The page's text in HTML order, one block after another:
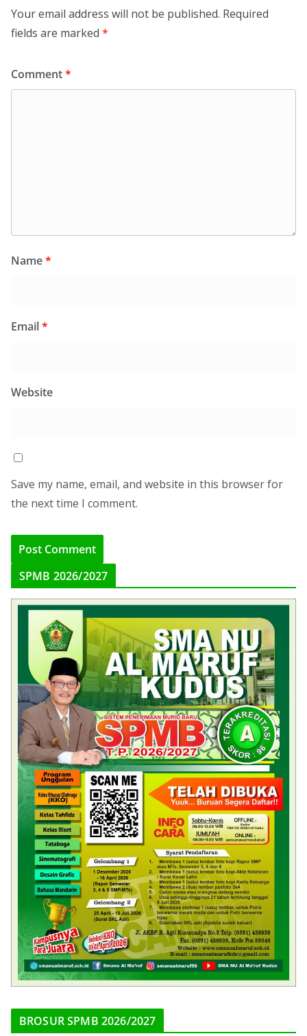
Your email address will not be published. Required
fields are marked *
Comment*
Name*
Email*
Website
Save my name, email, and website in this browser for
the next time I comment.
SPMB 2026/2027
BROSUR SPMB 2026/2027